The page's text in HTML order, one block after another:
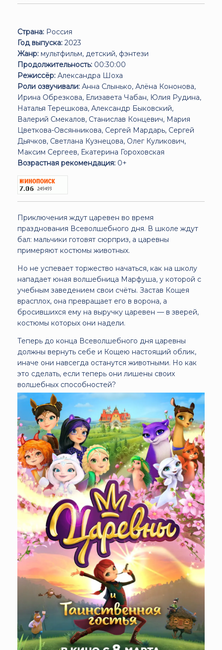
Страна: Россия
Год выпуска: 2023
Жанр: мультфильм, детский, фэнтези
Продолжительность: 00:30:00
Режиссёр: Александра Шоха
Роли озвучивали: Анна Слынько, Алёна Кононова,
Ирина Обрезкова, Елизавета Чабан, Юлия Рудина,
Наталья Терешкова, Александр Быковский,
Валерий Смекалов, Станислав Концевич, Мария
Цветкова-Овсянникова, Сергей Мардарь, Сергей
Дьячков, Светлана Кузнецова, Олег Куликович,
Максим Сергеев, Екатерина Гороховская
Возрастная рекомендация: 0+
Приключения ждут царевен во время
празднования Всеволшебного дня. В школе ждут
бал: мальчики готовят сюрприз, а царевны
примеряют костюмы животных.
Но не успевает торжество начаться, как на школу
нападает юная волшебница Марфуша, у которой с
учебным заведением свои счёты. Застав Кощея
врасплох, она превращает его в ворона, а
бросившихся ему на выручку царевен — в зверей,
костюмы которых они надели.
Теперь до конца Всеволшебного дня царевны
должны вернуть себе и Кощею настоящий облик,
иначе они навсегда останутся животными. Но как
это сделать, если теперь они лишены своих
волшебных способностей?